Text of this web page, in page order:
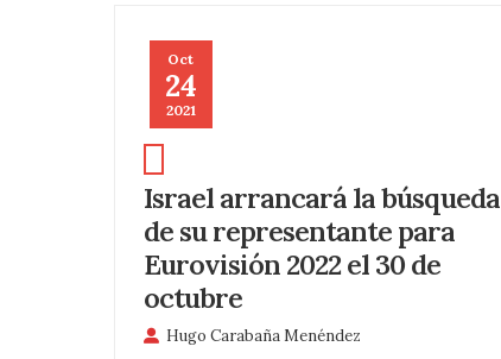
Oct
24
2021
Israel arrancará la búsqueda
de su representante para
Eurovisión 2022 el 30 de
octubre
Hugo Carabaña Menéndez